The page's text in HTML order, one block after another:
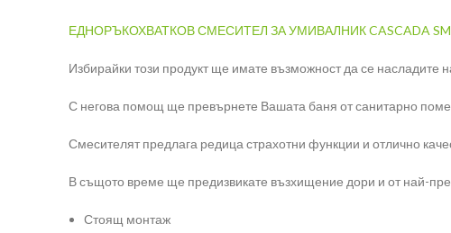
ЕДНОРЪКОХВАТКОВ СМЕСИТЕЛ ЗА УМИВАЛНИК CASCADA
Избирайки този продукт ще имате възможност да се насладите
С негова помощ ще превърнете Вашата баня от санитарно
Смесителят предлага редица страхотни функции и отлично
В същото време ще предизвикате възхищение дори и от най-
Стоящ монтаж